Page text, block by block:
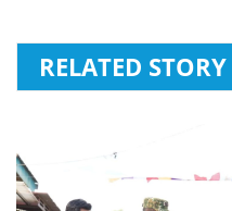
RELATED STORY